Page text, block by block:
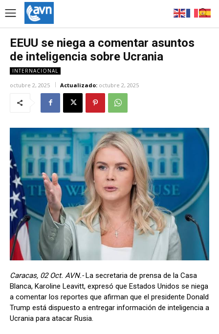
EEUU se niega a comentar asuntos
de inteligencia sobre Ucrania
INTERNACIONAL
octubre 2, 2025 Actualizado: octubre 2, 2025
Caracas, 02 Oct. AVN.-La secretaria de prensa de la Casa
Blanca, Karoline Leavitt, expresó que Estados Unidos se niega
a comentar los reportes que afirman que el presidente Donald
Trump está dispuesto a entregar información de inteligencia a
Ucrania para atacar Rusia.